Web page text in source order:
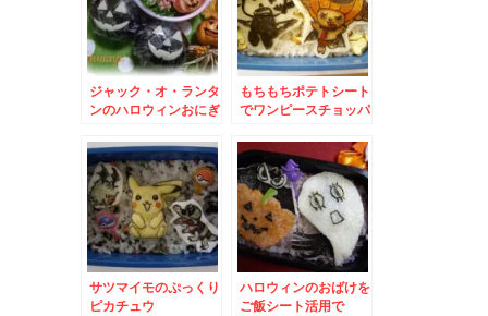
ジャック・オ・ランタ
ンのハロウィンおにぎ
もちもちポテトシート
でワンピースチョッパ
サツマイモのぷっくり
ピカチュウ
ハロウィンのおばけを
ご飯シート活用で